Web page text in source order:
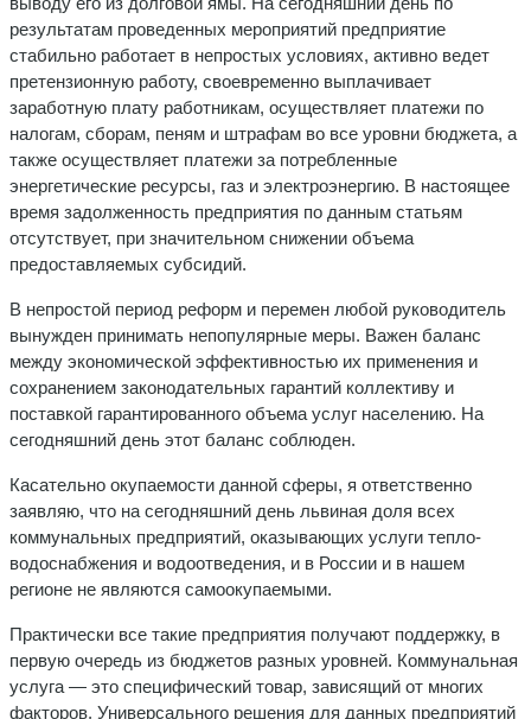
результатам проведенных мероприятий предприятие
стабильно работает в непростых условиях, активно ведет
претензионную работу, своевременно выплачивает
заработную плату работникам, осуществляет платежи по
налогам, сборам, пеням и штрафам во все уровни бюджета, а
также осуществляет платежи за потребленные
энергетические ресурсы, газ и электроэнергию. В настоящее
время задолженность предприятия по данным статьям
отсутствует, при значительном снижении объема
предоставляемых субсидий.
В непростой период реформ и перемен любой руководитель
вынужден принимать непопулярные меры. Важен баланс
между экономической эффективностью их применения и
сохранением законодательных гарантий коллективу и
поставкой гарантированного объема услуг населению. На
сегодняшний день этот баланс соблюден.
Касательно окупаемости данной сферы, я ответственно
заявляю, что на сегодняшний день львиная доля всех
коммунальных предприятий, оказывающих услуги тепло-
водоснабжения и водоотведения, и в России и в нашем
регионе не являются самоокупаемыми.
Практически все такие предприятия получают поддержку, в
первую очередь из бюджетов разных уровней. Коммунальная
услуга — это специфический товар, зависящий от многих
факторов. Универсального решения для данных предприятий